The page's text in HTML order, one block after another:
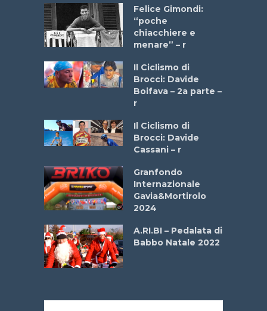
Felice Gimondi:
“poche
chiacchiere e
menare” – r
Il Ciclismo di
Brocci: Davide
Boifava – 2a parte –
r
Il Ciclismo di
Brocci: Davide
Cassani – r
Granfondo
Internazionale
Gavia&Mortirolo
2024
A.RI.BI – Pedalata di
Babbo Natale 2022